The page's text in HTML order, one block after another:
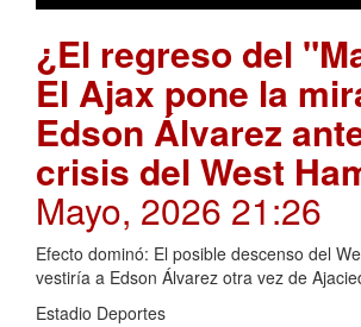
¿El regreso del
El Ajax pone la
Edson Álvarez
crisis del West
Mayo, 2026 21:26
Efecto dominó: El posible descenso del
vestiría a Edson Álvarez otra vez de
Estadio Deportes